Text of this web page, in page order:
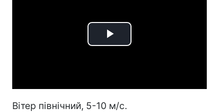
Play
Вітер північний, 5-10 м/с.